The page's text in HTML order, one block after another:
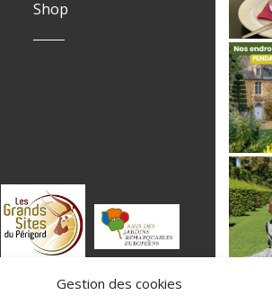
Gestion des cookies
Shop